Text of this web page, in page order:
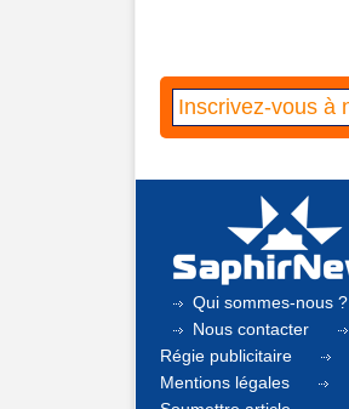
Qui sommes-nous ?
Nous contacter
Régie publicitaire
Mentions légales